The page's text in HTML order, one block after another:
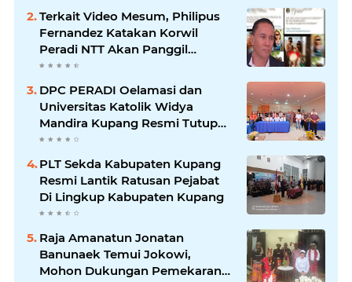
Terkait Video Mesum, Philipus
Fernandez Katakan Korwil
Peradi NTT Akan Panggil
Oknum Advokat
DPC PERADI Oelamasi dan
Universitas Katolik Widya
Mandira Kupang Resmi Tutup
PKPA Angkatan II
PLT Sekda Kabupaten Kupang
Resmi Lantik Ratusan Pejabat
Di Lingkup Kabupaten Kupang
Raja Amanatun Jonatan
Banunaek Temui Jokowi,
Mohon Dukungan Pemekaran